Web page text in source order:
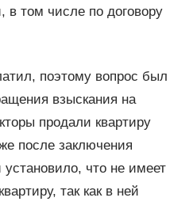
в том числе по договору
поэтому вопрос был
взыскания на
продали квартиру
после заключения
что не имеет
так как в ней